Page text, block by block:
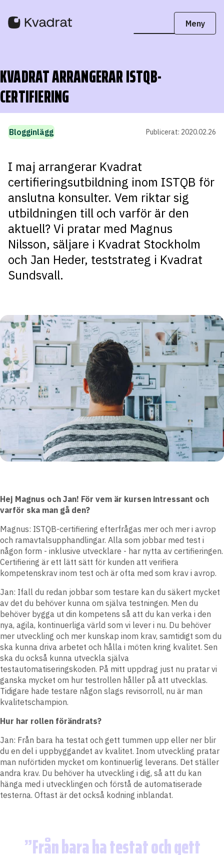
KVADRAT ARRANGERAR ISTQB-
CERTIFIERING
Blogginlägg Publicerat: 2020.02.26
I maj arrangerar Kvadrat
certifieringsutbildning inom ISTQB för
anslutna konsulter. Vem riktar sig
utbildningen till och varför är den
aktuell? Vi pratar med Magnus
Nilsson, säljare i Kvadrat Stockholm
och Jan Heder, teststrateg i Kvadrat
Sundsvall.
Hej Magnus och Jan! För vem är kursen intressant och
varför ska man gå den?
Magnus: ISTQB-certifiering efterfrågas mer och mer i avrop
och ramavtalsupphandlingar. Alla som jobbar med test i
någon form - inklusive utvecklare - har nytta av certifieringen.
Certifiering är ett lätt sätt för kunden att verifiera
kompetenskrav inom test och är ofta med som krav i avrop.
Jan: Ifall du redan jobbar som testare kan du säkert mycket
av det du behöver kunna om själva testningen. Men du
behöver bygga ut din kompetens så att du kan verka i den
nya, agila, kontinuerliga värld som vi lever i nu. Du behöver
mer utveckling och mer kunskap inom krav, samtidigt som du
ska kunna driva arbetet och hålla i möten kring kvalitet. Sen
ska du också kunna utveckla själva
testautomatiseringskoden. På mitt uppdrag just nu pratar vi
ganska mycket om hur testrollen håller på att utvecklas.
Tidigare hade testare någon slags revisorroll, nu är man
kvalitetschampion.
Hur har rollen förändrats?
Jan: Från bara ha testat och gett tummen upp eller ner blir
du en del i uppbyggandet av kvalitet. Inom utveckling pratar
man nuförtiden mycket om kontinuerlig leverans. Det ställer
andra krav. Du behöver ha utveckling i dig, så att du kan
hänga med i utvecklingen och förstå de automatiserade
testerna. Oftast är det också kodning inblandat.
Från bara ha testat och gett